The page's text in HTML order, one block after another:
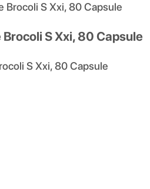
Brocoli S Xxi, 80 Capsule
S Xxi, 80 Capsule